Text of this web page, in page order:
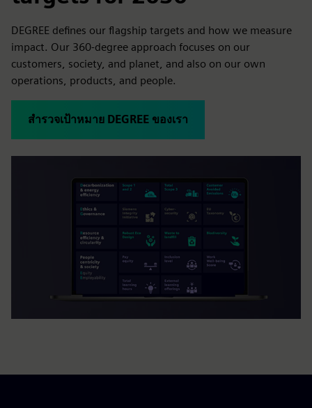
DEGREE defines our flagship targets and how we measure
impact. Our 360-degree approach focuses on our
customers, society, and planet, and also on our own
operations, products, and people.
สำรวจเป้าหมาย DEGREE ของเรา